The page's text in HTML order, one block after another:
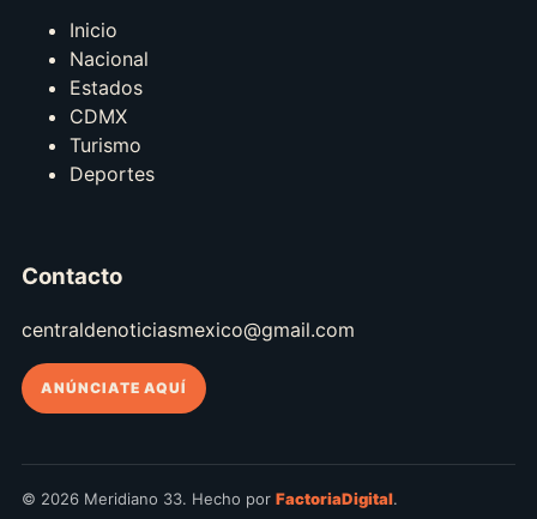
Inicio
Nacional
Estados
CDMX
Turismo
Deportes
Contacto
centraldenoticiasmexico@gmail.com
ANÚNCIATE AQUÍ
© 2026 Meridiano 33. Hecho por FactoriaDigital.